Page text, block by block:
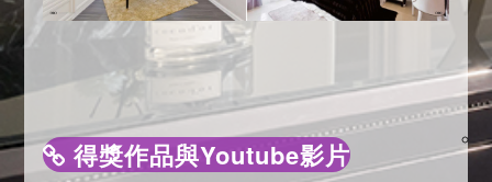
得獎作品與Youtube影片